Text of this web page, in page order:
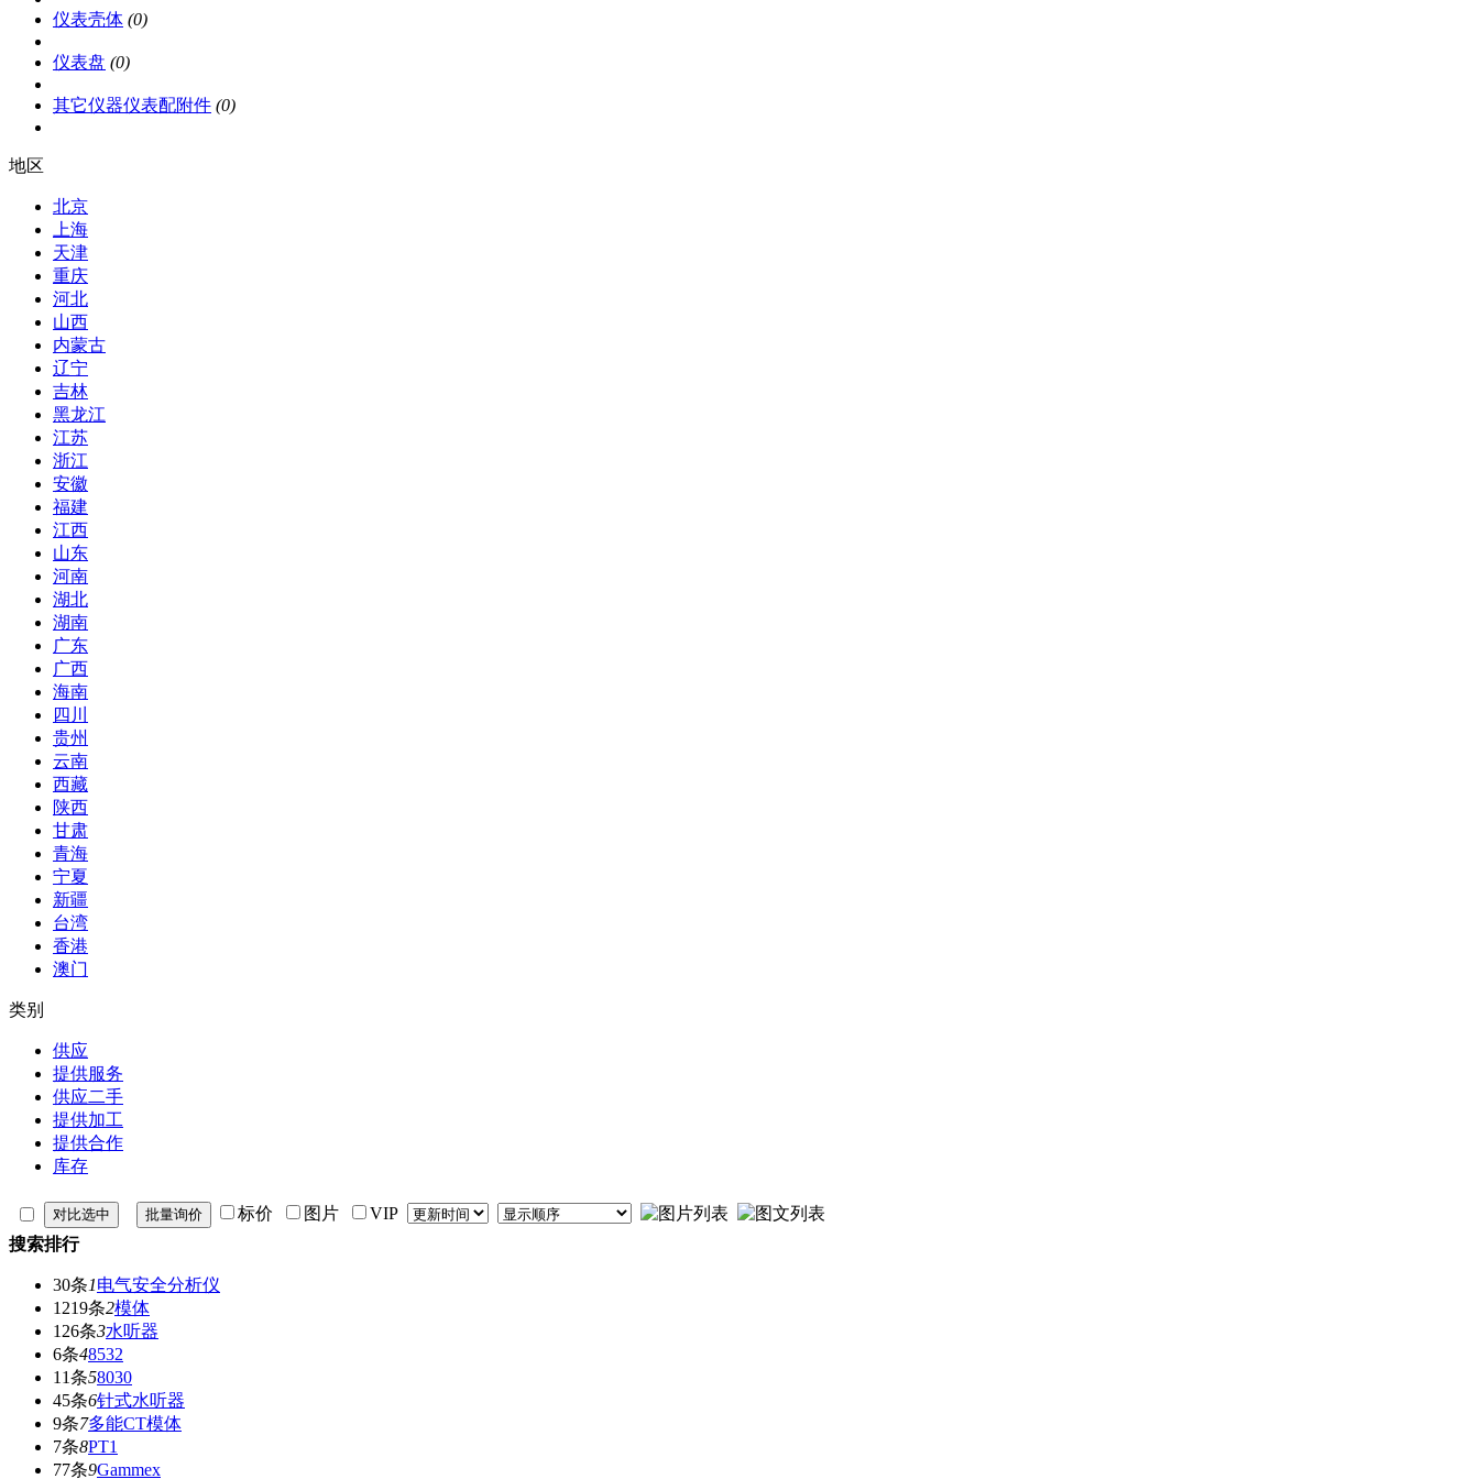
仪表壳体 (0)
仪表盘 (0)
其它仪器仪表配附件 (0)
地区
北京
上海
天津
重庆
河北
山西
内蒙古
辽宁
吉林
黑龙江
江苏
浙江
安徽
福建
江西
山东
河南
湖北
湖南
广东
广西
海南
四川
贵州
云南
西藏
陕西
甘肃
青海
宁夏
新疆
台湾
香港
澳门
类别
供应
提供服务
供应二手
提供加工
提供合作
库存
标价 图片
VIP
搜索排行
30条1电气安全分析仪
1219条2模体
126条3水听器
6条48532
11条58030
45条6针式水听器
9条7多能CT模体
7条8PT1
77条9Gammex